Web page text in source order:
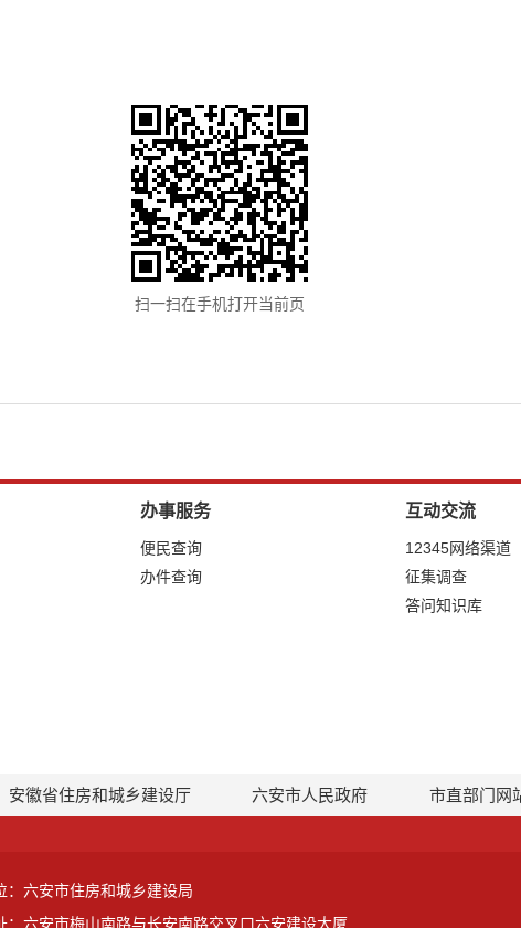
扫一扫在手机打开当前页
办事服务
便民查询
办件查询
互动交流
12345网络渠道
征集调查
答问知识库
安徽省住房和城乡建设厅 六安市人民政府 市直部门网
：六安市住房和城乡建设局
：六安市梅山南路与长安南路交叉口六安建设大厦